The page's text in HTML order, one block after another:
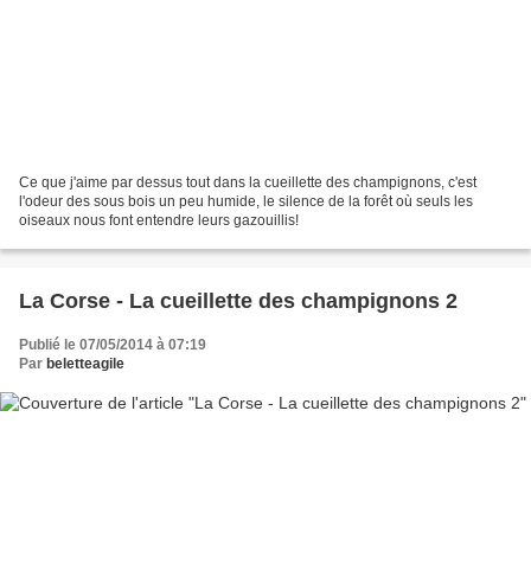
Ce que j'aime par dessus tout dans la cueillette des champignons, c'est
l'odeur des sous bois un peu humide, le silence de la forêt où seuls les
oiseaux nous font entendre leurs gazouillis!
La Corse - La cueillette des champignons 2
Publié le 07/05/2014 à 07:19
Par beletteagile